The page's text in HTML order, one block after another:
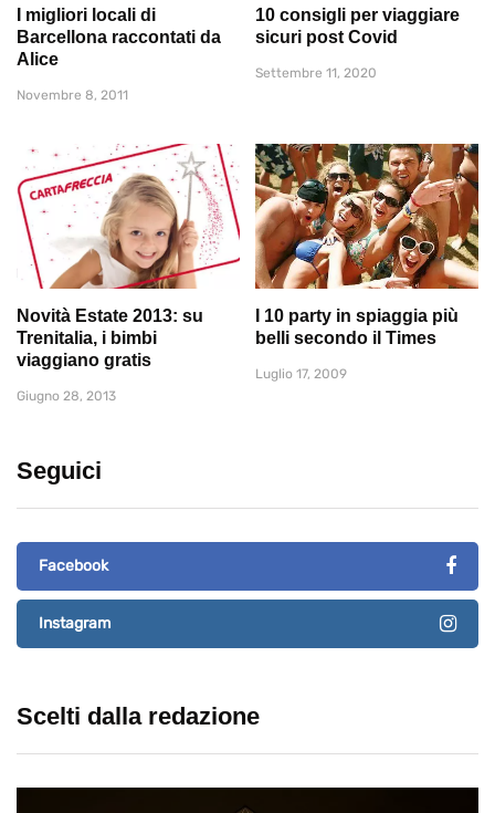
I migliori locali di
Barcellona raccontati da
Alice
Novembre 8, 2011
10 consigli per viaggiare
sicuri post Covid
Settembre 11, 2020
Novità Estate 2013: su
Trenitalia, i bimbi
viaggiano gratis
Giugno 28, 2013
I 10 party in spiaggia più
belli secondo il Times
Luglio 17, 2009
Seguici
Facebook
Instagram
Scelti dalla redazione